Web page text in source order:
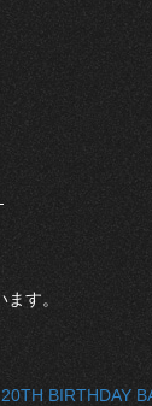
す。
20TH BIRTHDAY